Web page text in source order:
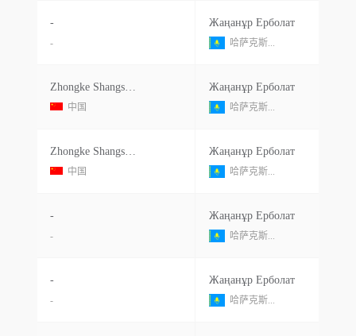
-
-
Жаңанұр Ерболат
哈萨克斯...
Zhongke Shangsheng New Energy Automobile Co Ltd
中国
Жаңанұр Ерболат
哈萨克斯...
Zhongke Shangsheng New Energy Automobile Co Ltd
中国
Жаңанұр Ерболат
哈萨克斯...
-
-
Жаңанұр Ерболат
哈萨克斯...
-
-
Жаңанұр Ерболат
哈萨克斯...